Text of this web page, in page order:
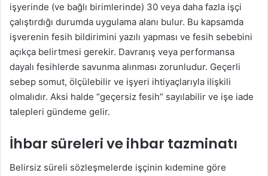
işyerinde (ve bağlı birimlerinde) 30 veya daha fazla işçi
çalıştırdığı durumda uygulama alanı bulur. Bu kapsamda
işverenin fesih bildirimini yazılı yapması ve fesih sebebini
açıkça belirtmesi gerekir. Davranış veya performansa
dayalı fesihlerde savunma alınması zorunludur. Geçerli
sebep somut, ölçülebilir ve işyeri ihtiyaçlarıyla ilişkili
olmalıdır. Aksi halde “geçersiz fesih” sayılabilir ve işe iade
talepleri gündeme gelir.
İhbar süreleri ve ihbar tazminatı
Belirsiz süreli sözleşmelerde işçinin kıdemine göre